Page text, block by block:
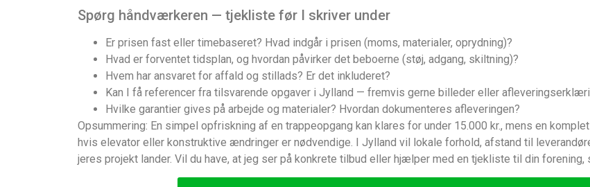
Spørg håndværkeren — tjekliste før I skriver under
Er prisen fast eller timebaseret? Hvad indgår i prisen (moms, materialer, oprydning)?
Hvad er forventet tidsplan, og hvordan påvirker det beboerne (støj, adgang, skiltning)?
Hvem har ansvaret for affald og stillads? Er det inkluderet?
Kan I få referencer fra tilsvarende opgaver i Jylland — fremvis gerne billeder eller
Hvilke garantier gives på arbejde og materialer? Hvordan dokumenteres afleveringen?
Opsummering: En simpel opfriskning af en trappeopgang kan klares for under 15.000 kr., mens en
hvis elevator eller konstruktive ændringer er nødvendige. I Jylland vil lokale forhold, afstand til
jeres projekt lander. Vil du have, at jeg ser på konkrete tilbud eller hjælper med en tjekliste til din forening,